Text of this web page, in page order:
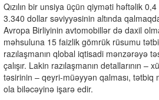
Qızılın bir unsiya üçün qiyməti həftəlik
3.340 dollar səviyyəsinin altında
Avropa Birliyinin avtomobillər də daxil
məhsuluna 15 faizlik gömrük rüsumu
razılaşmanın qlobal iqtisadi mənzərəyə
çalışır. Lakin razılaşmanın detallarının –
təsirinin – qeyri-müəyyən qalması, tətbiq
ola biləcəyinə işarə edir.